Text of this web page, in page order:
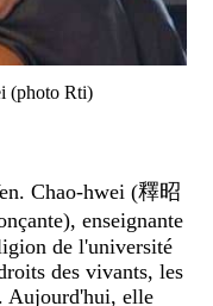
(photo Rti)
Chao-hwei (釋昭
enseignante
de l'université
des vivants, les
Aujourd'hui, elle